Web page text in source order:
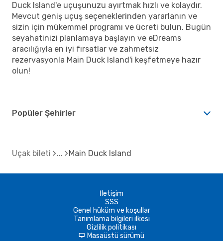
Duck Island'e uçuşunuzu ayırtmak hızlı ve kolaydır.
Mevcut geniş uçuş seçeneklerinden yararlanın ve
sizin için mükemmel programı ve ücreti bulun. Bugün
seyahatinizi planlamaya başlayın ve eDreams
aracılığıyla en iyi fırsatlar ve zahmetsiz
rezervasyonla Main Duck Island'i keşfetmeye hazır
olun!
Popüler Şehirler
Uçak bileti Main Duck Island
İletişim
SSS
Genel hüküm ve koşullar
Tanımlama bilgileri ilkesi
Gizlilik politikası
d Masaüstü sürümü